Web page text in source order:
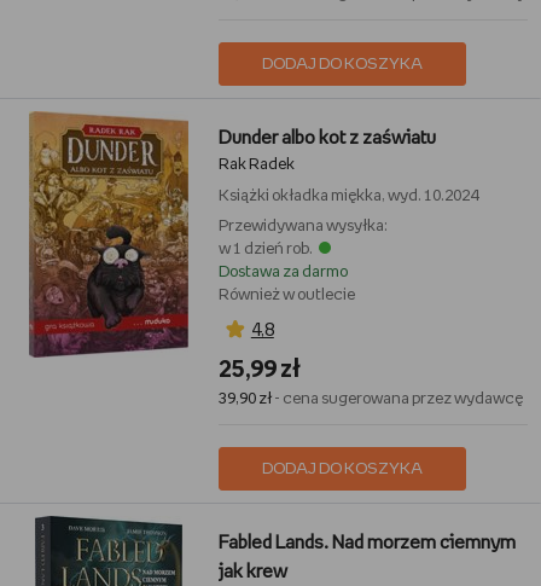
DODAJ DO KOSZYKA
Dunder albo kot z zaświatu
Rak Radek
Książki okładka miękka, wyd. 10.2024
Przewidywana wysyłka:
w 1 dzień rob.
Dostawa za darmo
Również w outlecie
4,8
25,99 zł
39,90 zł- cena sugerowana przez wydawcę
DODAJ DO KOSZYKA
Fabled Lands. Nad morzem ciemnym
jak krew